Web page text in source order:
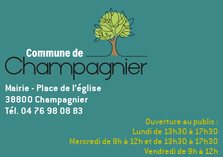
Mairie - Place de l’église
38800 Champagnier
Tél. 04 76 98 08 83
Ouverture au public :
Lundi de 13h30 à 17h30
Mercredi de 9h à 12h et de 13h30 à 17h30
Vendredi de 9h à 12h